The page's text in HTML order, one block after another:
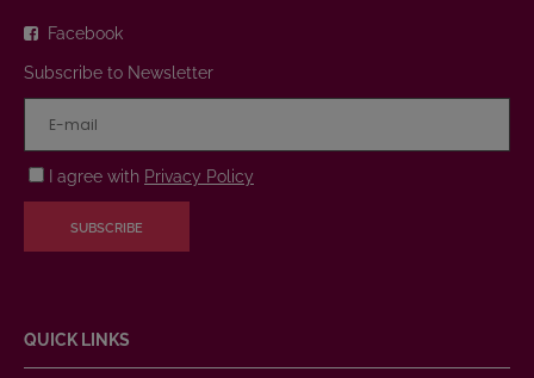
Facebook
Subscribe to Newsletter
I agree with Privacy Policy
SUBSCRIBE
QUICK LINKS